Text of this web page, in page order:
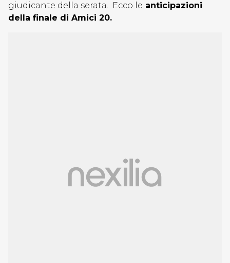
giudicante della serata. Ecco le anticipazioni
della finale di Amici 20.